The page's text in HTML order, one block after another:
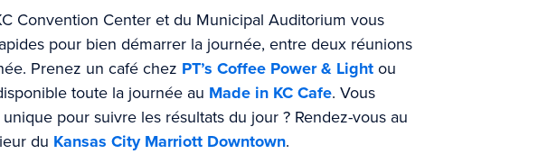
Convention Center et du Municipal Auditorium vous
pour bien démarrer la journée, entre deux réunions
Prenez un café chez PT’s Coffee Power & Lightou
toute la journée au Made in KC Cafe. Vous
pour suivre les résultats du jour ? Rendez-vous au
du Kansas City Marriott Downtown.